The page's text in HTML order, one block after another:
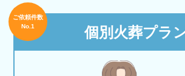
個別火葬プラ
ご依頼件数
No.1